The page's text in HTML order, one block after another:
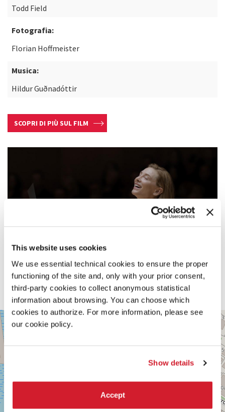
This website uses cookies
We use essential technical cookies to ensure the proper
functioning of the site and, only with your prior consent,
third-party cookies to collect anonymous statistical
information about browsing. You can choose which
cookies to authorize. For more information, please see
our cookie policy.
Show details
Accept
Todd Field
Fotografia:
Florian Hoffmeister
Musica:
Hildur Guðnadóttir
SCOPRI DI PIÙ SUL FILM
PALABIENNALE
VIA
SANDRO
86
30126
LIDO
DI
VENEZIA
TEL.